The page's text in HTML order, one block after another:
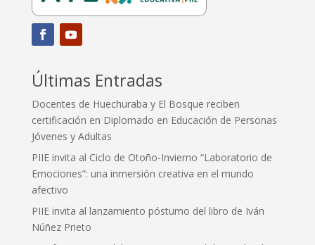
Últimas Entradas
Docentes de Huechuraba y El Bosque reciben
certificación en Diplomado en Educación de Personas
Jóvenes y Adultas
PIIE invita al Ciclo de Otoño-Invierno “Laboratorio de
Emociones”: una inmersión creativa en el mundo
afectivo
PIIE invita al lanzamiento póstumo del libro de Iván
Núñez Prieto